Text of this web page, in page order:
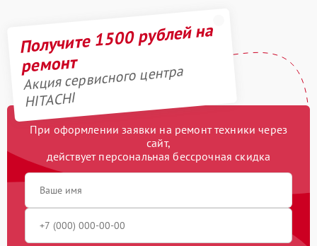
Получите 1500 рублей на
ремонт
Акция сервисного центра
HITACHI
При оформлении заявки на ремонт техники через
сайт,
действует персональная бессрочная скидка